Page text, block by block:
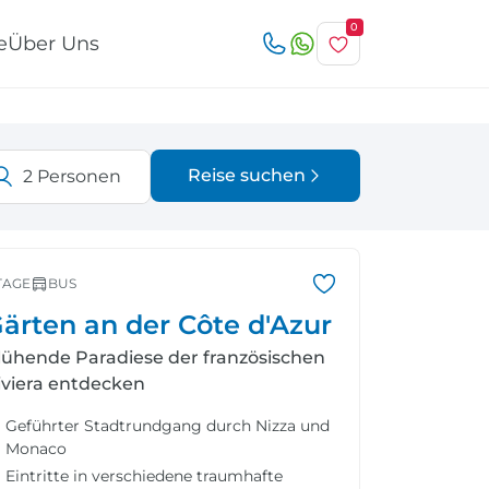
Über Uns
0
Schweiz
Nordeuropa
2 Personen Reise suchen
BUS
an der Côte d'Azur
Paradiese der französischen
entdecken
Geführter Stadtrundgang durch Nizza und
Monaco
Eintritte in verschiedene traumhafte